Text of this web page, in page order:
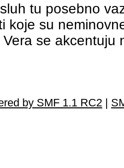
tu posebno
koje su
se akcentuju
by SMF 1.1 RC2 |